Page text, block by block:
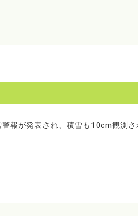
報が発表され、積雪も10cm観測